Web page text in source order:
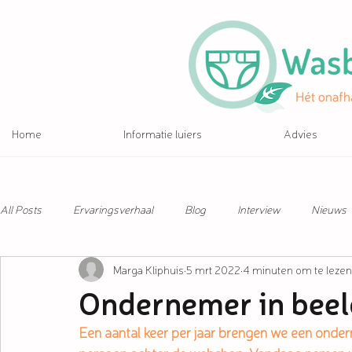
Home Informatie luiers Advies
All Posts Ervaringsverhaal Blog Interview Nieuws
Ondernemer in
Marga Kliphuis 5 mrt 2022 4 minuten om te lezen
Een aantal keer per jaar brengen we een